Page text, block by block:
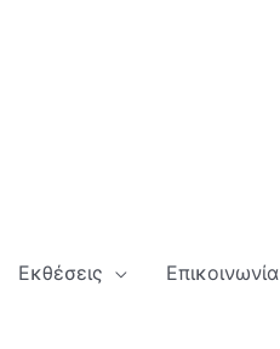
Εκθέσεις Επικοινωνία